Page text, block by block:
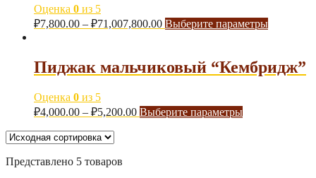
Оценка 0 из 5
₽7,800.00 – ₽71,007,800.00 Выберите параметры
Пиджак мальчиковый “Кембридж”
Оценка 0 из 5
₽4,000.00 – ₽5,200.00 Выберите параметры
Представлено 5 товаров